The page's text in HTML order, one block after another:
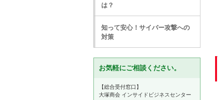
は？
知って安心！サイバー攻撃への
対策
お気軽にご相談ください。
【総合受付窓口】
大塚商会 インサイドビジネスセンター